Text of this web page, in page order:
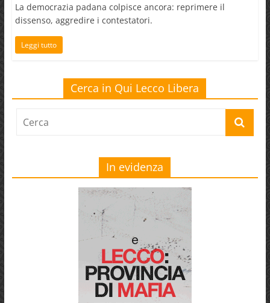
La democrazia padana colpisce ancora: reprimere il
dissenso, aggredire i contestatori.
Leggi tutto
Cerca in Qui Lecco Libera
In evidenza